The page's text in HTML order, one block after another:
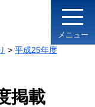
メニュー
> 平成25年度
掲載